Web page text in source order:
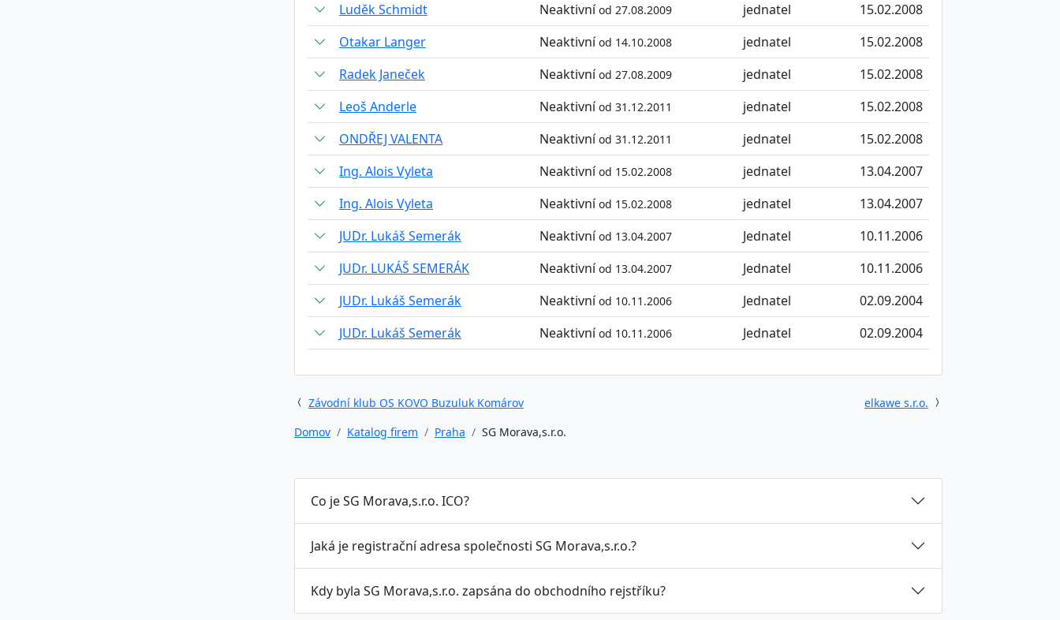
Luděk Schmidt
Neaktivníod 27.08.2009 jednatel
15.02.2008
Otakar Langer
Neaktivníod 14.10.2008 jednatel
15.02.2008
Radek Janeček
Neaktivníod 27.08.2009 jednatel
15.02.2008
Leoš Anderle
Neaktivníod 31.12.2011 jednatel
15.02.2008
ONDŘEJ VALENTA
Neaktivníod 31.12.2011 jednatel
15.02.2008
Ing. Alois Vyleta
Neaktivníod 15.02.2008 jednatel
13.04.2007
Ing. Alois Vyleta
Neaktivníod 15.02.2008 jednatel
13.04.2007
JUDr. Lukáš Semerák
Neaktivníod 13.04.2007 Jednatel
10.11.2006
JUDr. LUKÁŠ SEMERÁK
Neaktivníod 13.04.2007 Jednatel
10.11.2006
JUDr. Lukáš Semerák
Neaktivníod 10.11.2006 Jednatel
02.09.2004
JUDr. Lukáš Semerák
Neaktivníod 10.11.2006 Jednatel 02.09.2004
Závodní klub OS KOVO Buzuluk Komárov
elkawe s.r.o.
Domov
Katalog firem Praha SG Morava,s.r.o.
Co je SG Morava,s.r.o. ICO?
Jaká je registrační adresa společnosti SG Morava,s.r.o.?
Kdy byla SG Morava,s.r.o. zapsána do obchodního rejstříku?